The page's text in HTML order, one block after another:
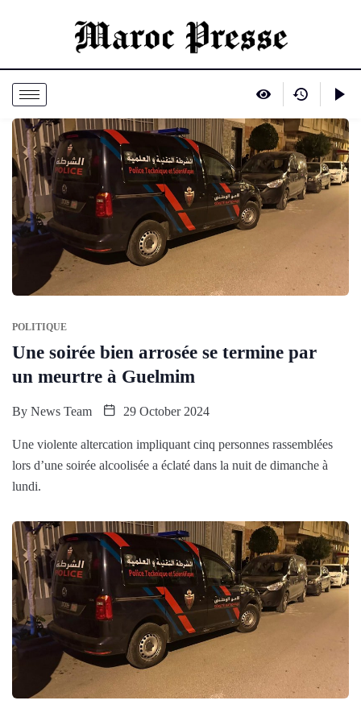
POLITIQUE
Une soirée bien arrosée se termine par
un meurtre à Guelmim
By News Team 29 October 2024
Une violente altercation impliquant cinq personnes rassemblées
lors d’une soirée alcoolisée a éclaté dans la nuit de dimanche à
lundi.